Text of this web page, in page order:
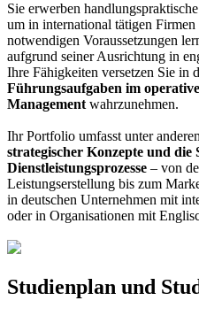
Sie erwerben
um in international tätigen
notwendigen Voraussetzungen
aufgrund seiner Ausrichtung in
Ihre Fähigkeiten versetzen Sie in
Führungsaufgaben im
Managementwahrzunehmen.
Ihr Portfolio umfasst unter
strategischer Konzepte und die
Dienstleistungsprozesse – von
Leistungserstellung bis zum
in deutschen Unternehmen mit
oder in Organisationen mit
Studienplan und